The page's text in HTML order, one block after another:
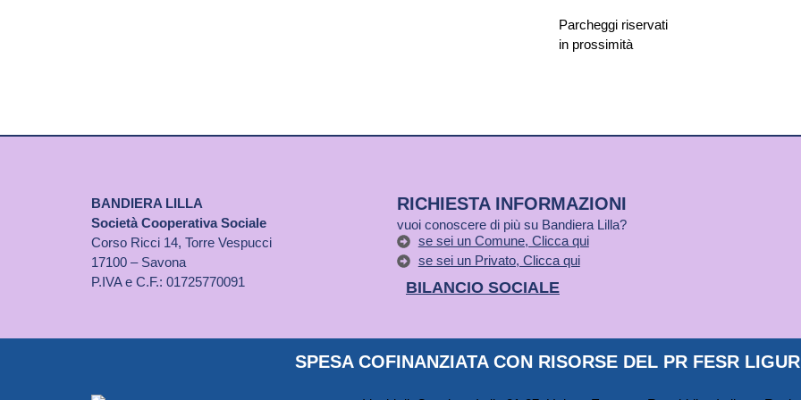
Parcheggi riservati
in prossimità
BANDIERA LILLA
Società Cooperativa Sociale
Corso Ricci 14, Torre Vespucci
17100 – Savona
P.IVA e C.F.: 01725770091
RICHIESTA INFORMAZIONI
vuoi conoscere di più su Bandiera Lilla?
se sei un Comune, Clicca qui
se sei un Privato, Clicca qui
BILANCIO SOCIALE
SPESA COFINANZIATA CON RISORSE DEL PR FESR